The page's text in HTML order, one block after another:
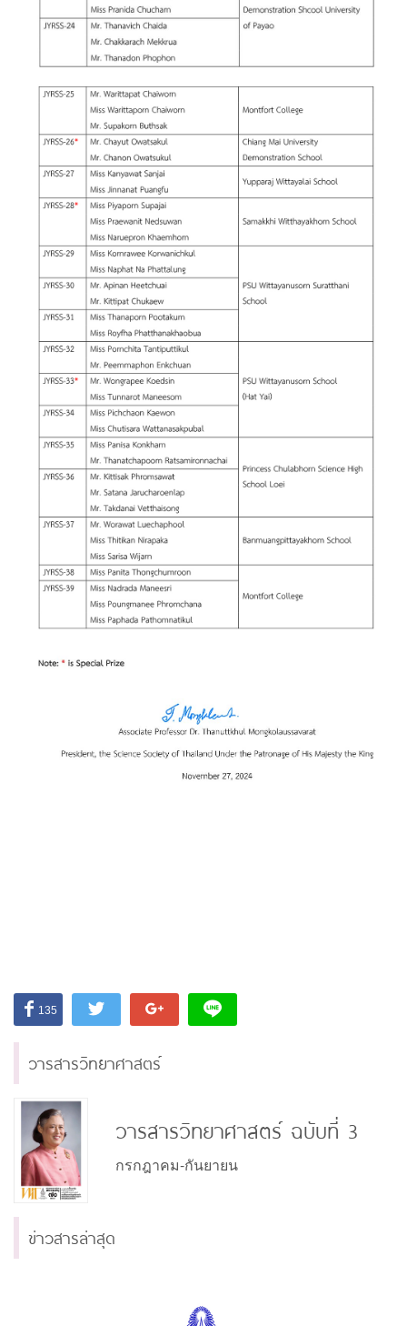
135
วารสารวิทยาศาสตร์
วารสารวิทยาศาสตร์ ฉบับที่ 3
กรกฎาคม-กันยายน
ข่าวสารล่าสุด